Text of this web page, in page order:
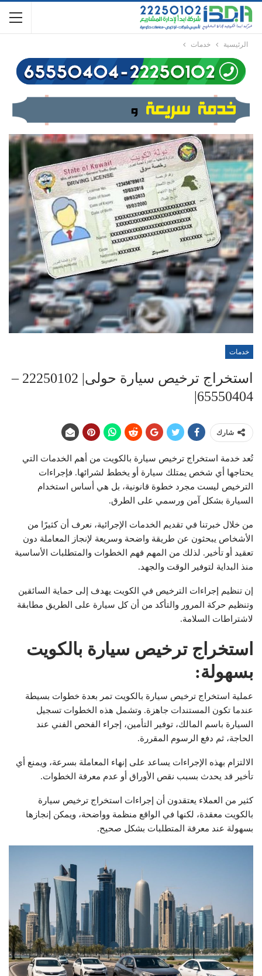
الرئيسية خدمات
خدمات
استخراج ترخيص سيارة حولى| 22250102 –
65550404|
شارك
تُعد خدمة استخراج ترخيص سيارة بالكويت من أهم الخدمات التي
يحتاجها أي شخص يمتلك سيارة أو يخطط لشرائها. فإجراءات
الترخيص ليست مجرد خطوة قانونية، بل هي أساس استخدام
السيارة بشكل آمن ورسمي على الطرق.
من خلال خبرتنا في تقديم الخدمات الإجرائية، نعرف أن كثيرًا من
الأشخاص يبحثون عن طريقة واضحة وسريعة لإنجاز المعاملة دون
تعقيد أو تأخير. لذلك من المهم فهم الخطوات والمتطلبات الأساسية
منذ البداية لتوفير الوقت والجهد.
إن تنظيم إجراءات الترخيص في الكويت يهدف إلى حماية السائقين
وتنظيم حركة المرور والتأكد من أن كل سيارة على الطريق مطابقة
لاشتراطات السلامة.
استخراج ترخيص سيارة بالكويت
بسهولة:
عملية استخراج ترخيص سيارة بالكويت تمر بعدة خطوات بسيطة
عندما تكون المستندات جاهزة. وتشمل هذه الخطوات تسجيل
السيارة باسم المالك، توفير التأمين، إجراء الفحص الفني عند
الحاجة، ثم دفع الرسوم المقررة.
الالتزام بهذه الإجراءات يساعد على إنهاء المعاملة بسرعة، ويمنع أي
تأخير قد يحدث بسبب نقص الأوراق أو عدم معرفة الخطوات.
كثير من العملاء يعتقدون أن إجراءات استخراج ترخيص سيارة
بالكويت معقدة، لكنها في الواقع منظمة وواضحة، ويمكن إنجازها
بسهولة عند معرفة المتطلبات بشكل صحيح.